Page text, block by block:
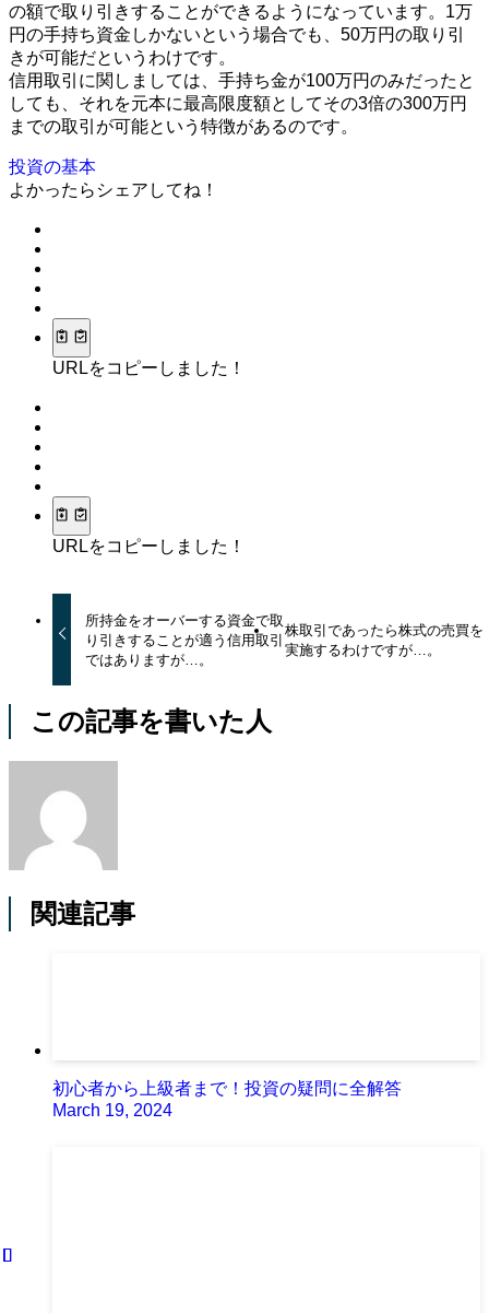
の額で取り引きすることができるようになっています。1万
円の手持ち資金しかないという場合でも、50万円の取り引
きが可能だというわけです。
信用取引に関しましては、手持ち金が100万円のみだったと
しても、それを元本に最高限度額としてその3倍の300万円
までの取引が可能という特徴があるのです。
投資の基本
よかったらシェアしてね！
URLをコピーしました！
URLをコピーしました！
所持金をオーバーする資金で取
り引きすることが適う信用取引
ではありますが…。
株取引であったら株式の売買を
実施するわけですが…。
この記事を書いた人
関連記事
初心者から上級者まで！投資の疑問に全解答
March 19, 2024